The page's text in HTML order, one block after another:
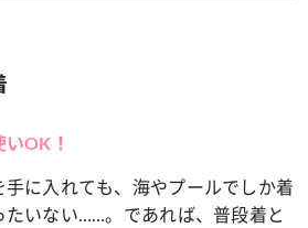
OK！
に入れても、海やプールでしか着
たいない……。であれば、普段着と